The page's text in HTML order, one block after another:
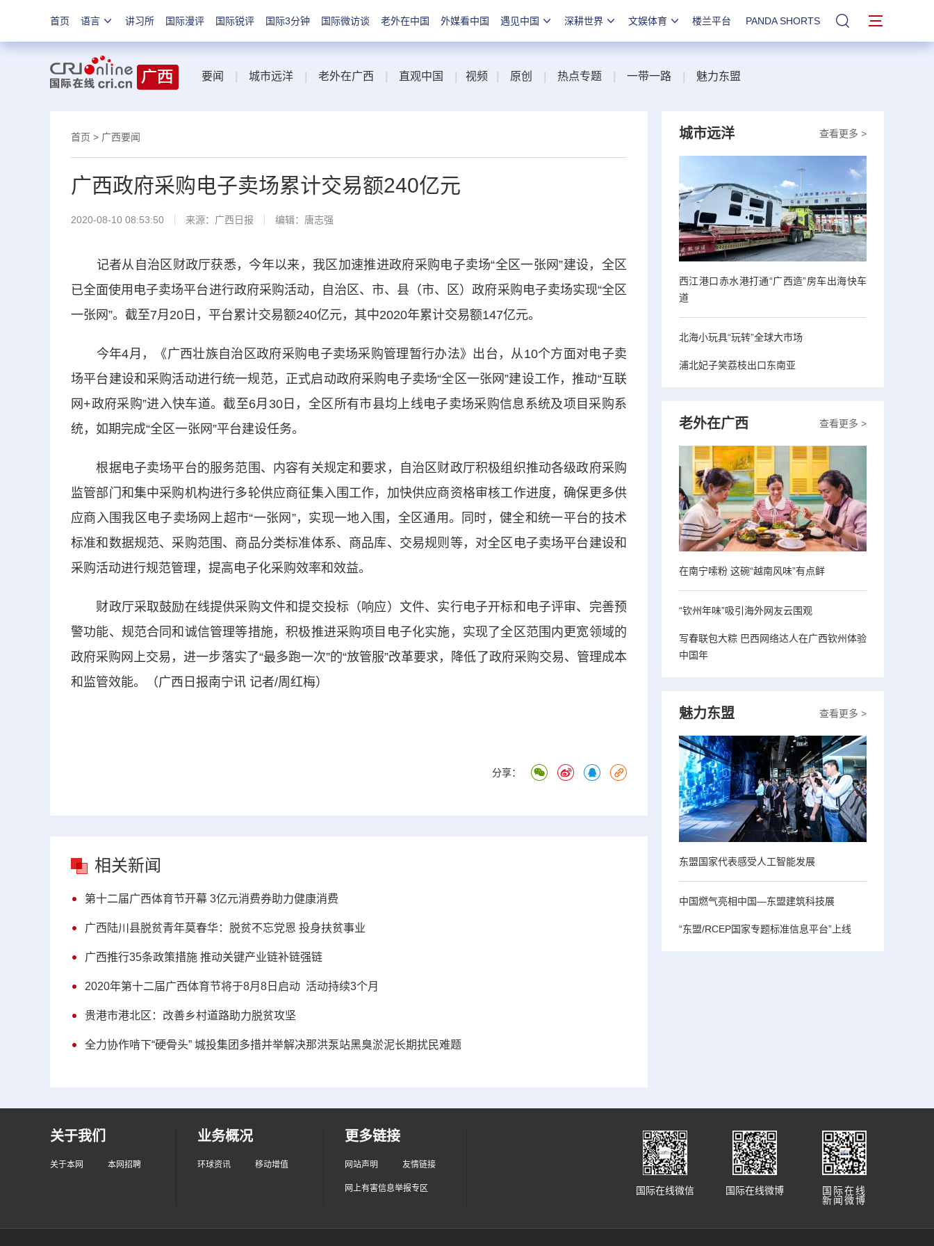
首页 语言 讲习所 国际漫评 国际锐评 国际3分钟 国际微访谈 老外在中国 外媒看中国 遇见中国 深耕世界 文娱体育 楼兰平台 PANDA SHORTS 站内搜索
要闻 城市远洋 老外在广西 直观中国 视频 原创 热点专题 一带一路 魅力东盟
首页 > 广西要闻
广西政府采购电子卖场累计交易额240亿元
2020-08-10 08:53:50 来源： 广西日报 编辑：唐志强
记者从自治区财政厅获悉，今年以来，我区加速推进政府采购电子卖场“全区一张网”建设，全区
已全面使用电子卖场平台进行政府采购活动，自治区、市、县（市、区）政府采购电子卖场实现“全区
一张网”。截至7月20日，平台累计交易额240亿元，其中2020年累计交易额147亿元。
今年4月，《广西壮族自治区政府采购电子卖场采购管理暂行办法》出台，从10个方面对电子卖
场平台建设和采购活动进行统一规范，正式启动政府采购电子卖场“全区一张网”建设工作，推动“互联
网+政府采购”进入快车道。截至6月30日，全区所有市县均上线电子卖场采购信息系统及项目采购系
统，如期完成“全区一张网”平台建设任务。
根据电子卖场平台的服务范围、内容有关规定和要求，自治区财政厅积极组织推动各级政府采购
监管部门和集中采购机构进行多轮供应商征集入围工作，加快供应商资格审核工作进度，确保更多供
应商入围我区电子卖场网上超市“一张网”，实现一地入围，全区通用。同时，健全和统一平台的技术
标准和数据规范、采购范围、商品分类标准体系、商品库、交易规则等，对全区电子卖场平台建设和
采购活动进行规范管理，提高电子化采购效率和效益。
财政厅采取鼓励在线提供采购文件和提交投标（响应）文件、实行电子开标和电子评审、完善预
警功能、规范合同和诚信管理等措施，积极推进采购项目电子化实施，实现了全区范围内更宽领域的
政府采购网上交易，进一步落实了“最多跑一次”的“放管服”改革要求，降低了政府采购交易、管理成本
和监管效能。（广西日报南宁讯 记者/周红梅）
分享：
相关新闻
第十二届广西体育节开幕 3亿元消费券助力健康消费
广西陆川县脱贫青年莫春华：脱贫不忘党恩 投身扶贫事业
广西推行35条政策措施 推动关键产业链补链强链
2020年第十二届广西体育节将于8月8日启动 活动持续3个月
贵港市港北区：改善乡村道路助力脱贫攻坚
全力协作啃下“硬骨头” 城投集团多措并举解决那洪泵站黑臭淤泥长期扰民难题
查看更多 >
城市远洋
西江港口赤水港打通“广西造”房车出海快车
道
北海小玩具“玩转”全球大市场
浦北妃子笑荔枝出口东南亚
查看更多 >
老外在广西
在南宁嗦粉 这碗“越南风味”有点鲜
“钦州年味”吸引海外网友云围观
写春联包大粽 巴西网络达人在广西钦州体验
中国年
查看更多 >
魅力东盟
东盟国家代表感受人工智能发展
中国燃气亮相中国—东盟建筑科技展
“东盟/RCEP国家专题标准信息平台”上线
关于我们
关于本网 本网招聘
业务概况
环球资讯 移动增值
更多链接
网站声明 友情链接
网上有害信息举报专区
国际在线
新闻微博
国际在线微博
国际在线微信